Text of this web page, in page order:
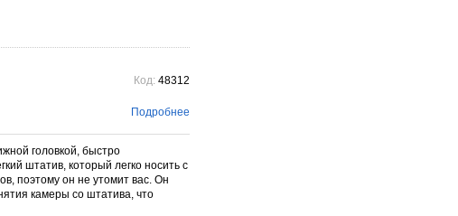
Код: 48312
Подробнее
головкой, быстро
штатив, который легко носить с
поэтому он не утомит вас. Он
камеры со штатива, что